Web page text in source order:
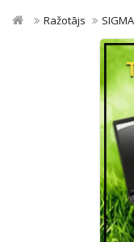
Ražotājs SIGMA